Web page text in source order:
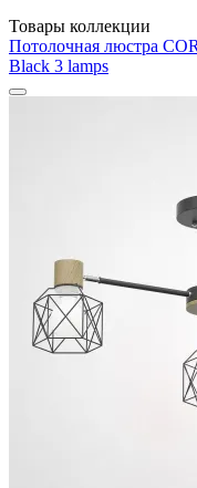
Товары коллекции
Потолочная люстра
Black 3 lamps